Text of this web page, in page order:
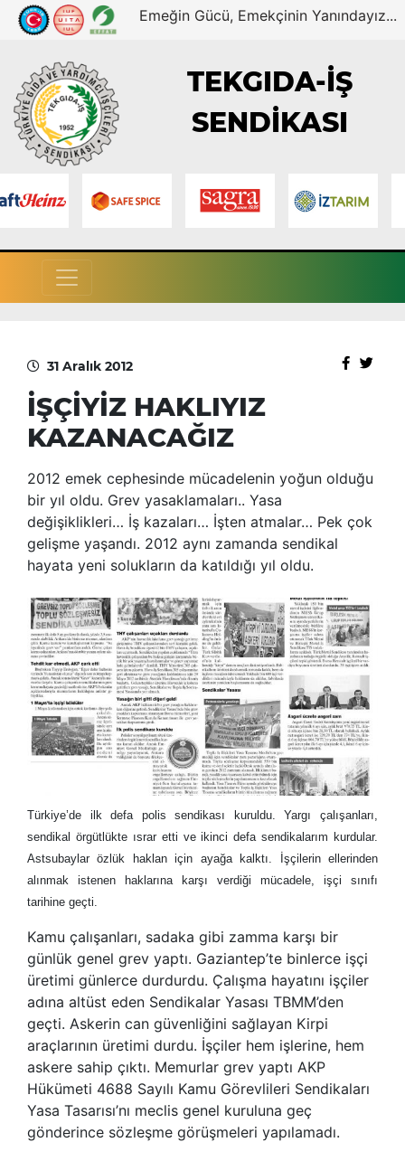
Emeğin Gücü, Emekçinin Yanındayız...
TEKGIDA-İŞ
SENDİKASI
31 Aralık 2012
İŞÇİYİZ HAKLIYIZ
KAZANACAĞIZ
2012 emek cephesinde mücadelenin yoğun olduğu
bir yıl oldu. Grev yasaklamaları.. Yasa
değişiklikleri… İş kazaları… İşten atmalar… Pek çok
gelişme yaşandı. 2012 aynı zamanda sendikal
hayata yeni solukların da katıldığı yıl oldu.
Türkiye’de ilk defa polis sendikası kuruldu. Yargı çalışanları,
sendikal örgütlükte ısrar etti ve ikinci defa sendikalarım kurdular.
Astsubaylar özlük haklan için ayağa kalktı. İşçilerin ellerinden
alınmak istenen haklarına karşı verdiği mücadele, işçi sınıfı
tarihine geçti.
Kamu çalışanları, sadaka gibi zamma karşı bir
günlük genel grev yaptı. Gaziantep’te binlerce işçi
üretimi günlerce durdurdu. Çalışma hayatını işçiler
adına altüst eden Sendikalar Yasası TBMM’den
geçti. Askerin can güvenliğini sağlayan Kirpi
araçlarının üretimi durdu. İşçiler hem işlerine, hem
askere sahip çıktı. Memurlar grev yaptı AKP
Hükümeti 4688 Sayılı Kamu Görevlileri Sendikaları
Yasa Tasarısı’nı meclis genel kuruluna geç
gönderince sözleşme görüşmeleri yapılamadı.